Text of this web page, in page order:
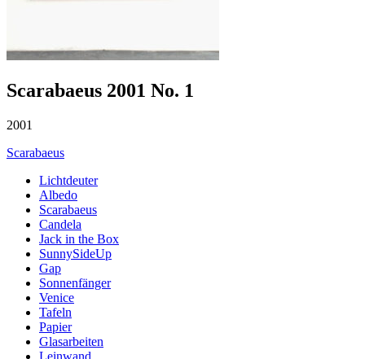
Scarabaeus 2001 No. 1
2001
Scarabaeus
Lichtdeuter
Albedo
Scarabaeus
Candela
Jack in the Box
SunnySideUp
Gap
Sonnenfänger
Venice
Tafeln
Papier
Glasarbeiten
Leinwand